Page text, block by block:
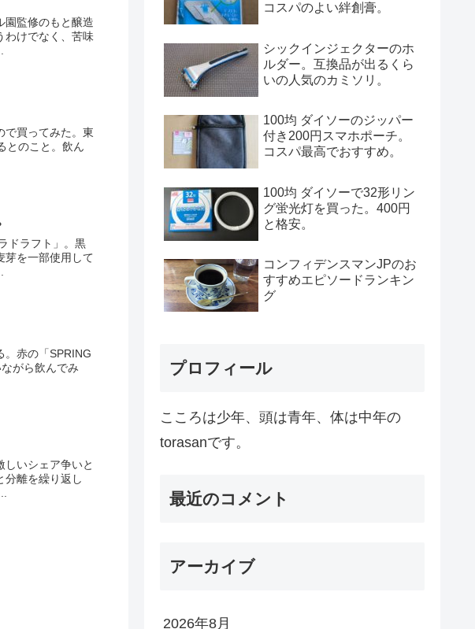
園監修のもと醸造
わけでなく、苦味
で買ってみた。東
とのこと。飲ん
ドラフト」。黒
芽を一部使用して
。赤の「SPRING
がら飲んでみ
いシェア争いと
分離を繰り返し
コスパのよい絆創膏。
シックインジェクターのホ
ルダー。互換品が出るくら
いの人気のカミソリ。
100均 ダイソーのジッパー
付き200円スマホポーチ。
コスパ最高でおすすめ。
100均 ダイソーで32形リン
グ蛍光灯を買った。400円
と格安。
コンフィデンスマンJPのお
すすめエピソードランキン
グ
プロフィール
こころは少年、頭は青年、体は中年の
torasanです。
最近のコメント
アーカイブ
2026年8月